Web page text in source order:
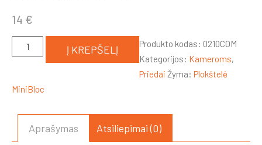
14 €
produkto
kiekis:
MiniBloc
Į KREPŠELĮ Produkto kodas: 0210COM
Kategorijos: Kameroms,
Priedai Žyma:Plokštelė
MiniBloc
Aprašymas Atsiliepimai (0)